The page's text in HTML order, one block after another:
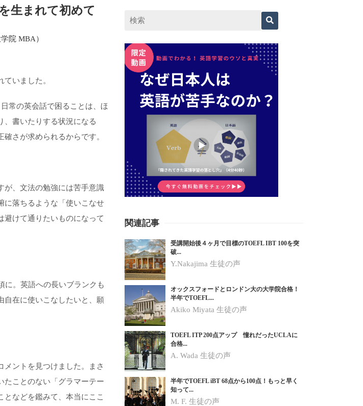
生まれて初めて
院 MBA）
いました。
常の英会話で困ることは、ほ
、書いたりする状況になる
さが求められるからです。
が、文法の勉強には苦手意識
に落ちるような「使いこなせ
避けて通りたいものになって
に。英語への長いブランクも
自在に使いこなしたいと、願
ントを見つけました。まさ
たことのない「グラマーテー
などを鑑みて、本当にここ
関連記事
受講開始後４ヶ月で目標のTOEFL IBT 100を突
破...
Y.Nakajima 生徒の声
オックスフォードとロンドン大の大学院合格！
半年でTOEFL...
Akiko Miyata 生徒の声
TOEFL ITP 200点アップ 憧れだったUCLAに
合格...
A. Wada 生徒の声
半年でTOEFL iBT 68点から100点！もっと早く
知って...
M. F. 生徒の声